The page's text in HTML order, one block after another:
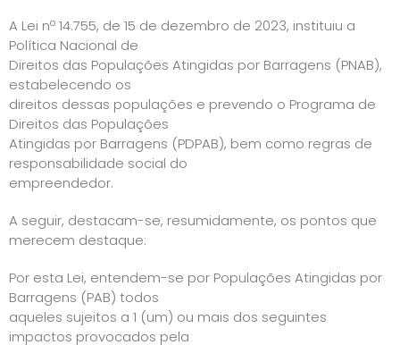
A Lei nº 14.755, de 15 de dezembro de 2023, instituiu a
Política Nacional de
Direitos das Populações Atingidas por Barragens (PNAB),
estabelecendo os
direitos dessas populações e prevendo o Programa de
Direitos das Populações
Atingidas por Barragens (PDPAB), bem como regras de
responsabilidade social do
empreendedor.
A seguir, destacam-se, resumidamente, os pontos que
merecem destaque:
Por esta Lei, entendem-se por Populações Atingidas por
Barragens (PAB) todos
aqueles sujeitos a 1 (um) ou mais dos seguintes
impactos provocados pela